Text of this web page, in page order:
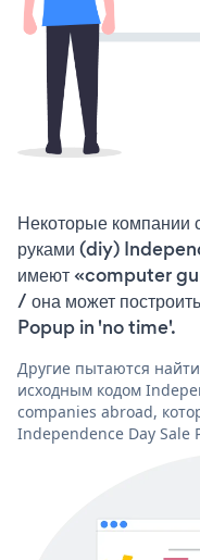
Некоторые компании
руками (diy)
имеют «computer
/ она может
Popup in 'no time'.
Другие пытаются
исходным кодом
companies abroad,
Independence Day